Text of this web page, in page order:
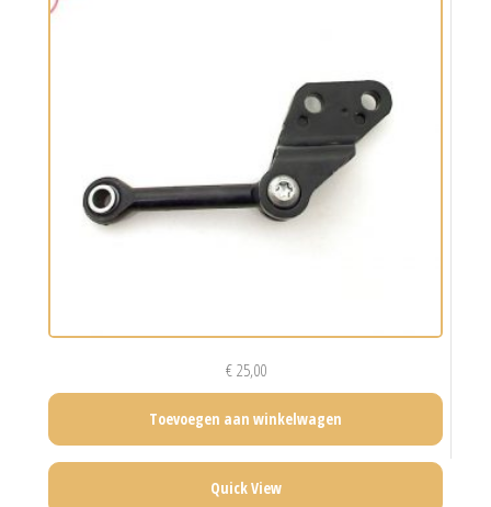
€25,00
Toevoegen aan winkelwagen
Quick View